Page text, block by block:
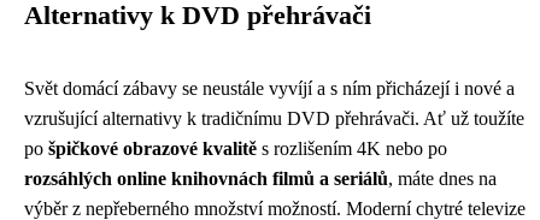
Alternativy k DVD přehrávači
Svět domácí zábavy se neustále vyvíjí a s ním přicházejí i nové a
vzrušující alternativy k tradičnímu DVD přehrávači. Ať už toužíte
po špičkové obrazové kvalitě s rozlišením 4K nebo po
rozsáhlých online knihovnách filmů a seriálů, máte dnes na
výběr z nepřeberného množství možností. Moderní chytré televize